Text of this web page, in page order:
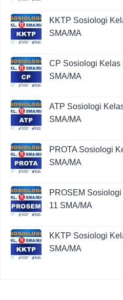
KKTP Sosiologi
SMA/MA
CP Sosiologi Kelas
SMA/MA
ATP Sosiologi
SMA/MA
PROTA Sosiologi
SMA/MA
PROSEM
11 SMA/MA
KKTP Sosiologi
SMA/MA